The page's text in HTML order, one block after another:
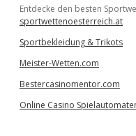
Entdecke den besten
sportwettenoesterreich.at
Sportbekleidung & Trikots
Meister-Wetten.com
Bestercasinomentor.com
Online Casino